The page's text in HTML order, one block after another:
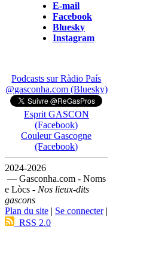
E-mail
Facebook
Bluesky
Instagram
Podcasts sur Ràdio País
@gasconha.com (Bluesky)
Esprit GASCON
(Facebook)
Couleur Gascogne
(Facebook)
2024-2026
— Gasconha.com - Noms
e Lòcs - Nos lieux-dits
gascons
Plan du site | Se connecter|
RSS 2.0